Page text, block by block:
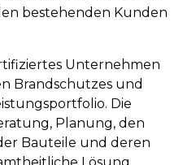
bestehenden Kunden
Unternehmen
Brandschutzes und
Die
Planung, den
Bauteile und deren